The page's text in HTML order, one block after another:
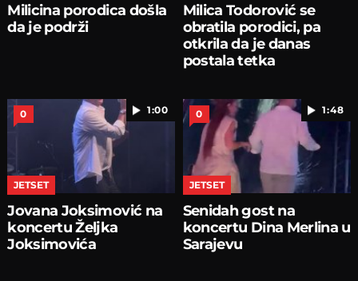
Milicina porodica došla
da je podrži
Milica Todorović se
obratila porodici, pa
otkrila da je danas
postala tetka
1:00
0
JETSET
Jovana Joksimović na
koncertu Željka
Joksimovića
1:48
0
JETSET
Senidah gost na
koncertu Dina Merlina u
Sarajevu